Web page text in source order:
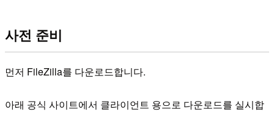
사전 준비
먼저 FileZilla를 다운로드합니다.
아래 공식 사이트에서 클라이언트 용으로 다운로드를 실시합